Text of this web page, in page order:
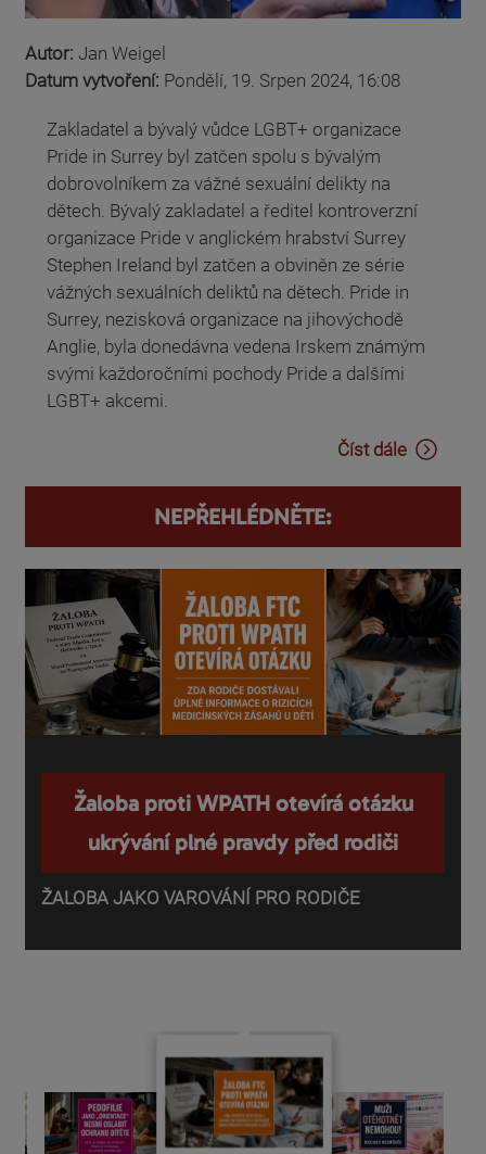
Autor: Jan Weigel
Datum vytvoření: Pondělí, 19. Srpen 2024, 16:08
Zakladatel a bývalý vůdce LGBT+ organizace
Pride in Surrey byl zatčen spolu s bývalým
dobrovolníkem za vážné sexuální delikty na
dětech. Bývalý zakladatel a ředitel kontroverzní
organizace Pride v anglickém hrabství Surrey
Stephen Ireland byl zatčen a obviněn ze série
vážných sexuálních deliktů na dětech. Pride in
Surrey, nezisková organizace na jihovýchodě
Anglie, byla donedávna vedena Irskem známým
svými každoročními pochody Pride a dalšími
LGBT+ akcemi.
Číst dále
NEPŘEHLÉDNĚTE:
Žaloba proti WPATH otevírá otázku
ukrývání plné pravdy před rodiči
ŽALOBA JAKO VAROVÁNÍ PRO RODIČE